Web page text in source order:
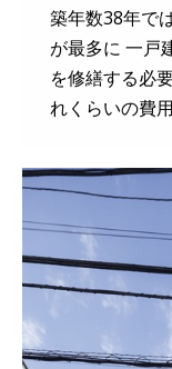
築年数38年で
が最多に 一戸
を修繕する必
れくらいの費